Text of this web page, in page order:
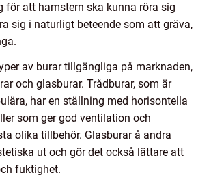
för att hamstern ska kunna röra sig
sig i naturligt beteende som att gräva,
av burar tillgängliga på marknaden,
och glasburar. Trådburar, som är
har en ställning med horisontella
som ger god ventilation och
olika tillbehör. Glasburar å andra
ut och gör det också lättare att
fuktighet.